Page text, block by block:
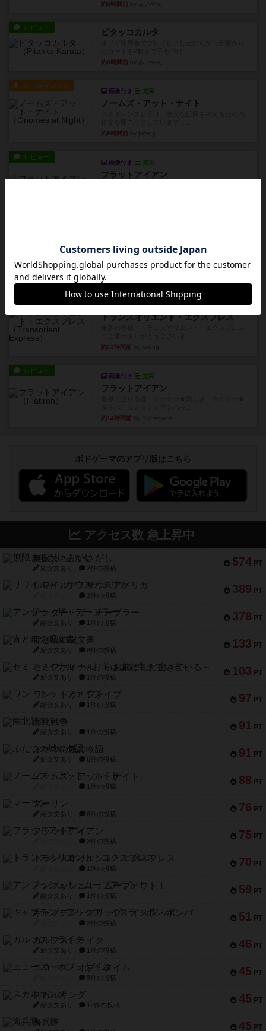
約8時間前
レビュー ピタッコカルタ
約8時間前
ルール/インスト
画像付き 充実
ノームズ・アット・ナイト
約9時間前
レビュー
画像付き 充実
フラットアイアン
画像付き 充実
イスラ・ボンバを探しに出航!潜水艦を装備し、あ
なたの乗組員を監獄から解...
約12時間前
ルール/インスト
画像付き 充実
トランスオリエント・エクスプレス
約13時間前
レビュー
画像付き 充実
フラットアイアン
約14時間前
ボドゲーマのアプリ版はこちら
アクセス数 急上昇中
574 PT
無限まちがいさがし
紹介文あり 2件の投稿
389 PT
リワイルド：サウスアメリカ
2件の投稿
378 PT
アンダー・ザ・テーブラー
紹介文あり 1件の投稿
133 PT
宵と暁の呪文書
紹介文あり 8件の投稿
103 PT
セミファイナル ～お前はまだ生きている～
紹介文あり 1件の投稿
97 PT
ワン・トゥ・ファイブ
紹介文あり 1件の投稿
91 PT
南北戦争
紹介文あり 1件の投稿
91 PT
ふたつの城の物語
紹介文あり 6件の投稿
88 PT
ノームズ・アット・ナイト
1件の投稿
76 PT
マーリン
紹介文あり 6件の投稿
75 PT
フラットアイアン
2件の投稿
70 PT
トランスオリエント・エクスプレス
1件の投稿
59 PT
アンブッシュ！：ムーブアウト！
紹介文あり 1件の投稿
51 PT
キャプテン・フリップ：イスラ・ボンバ
2件の投稿
46 PT
ガルフストライク
紹介文あり 1件の投稿
45 PT
エコーズ・オブ・タイム
8件の投稿
45 PT
スカルキング
紹介文あり 12件の投稿
45 PT
海兵隊